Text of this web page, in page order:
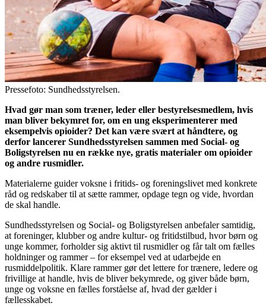
Pressefoto: Sundhedsstyrelsen.
Hvad gør man som træner, leder eller bestyrelsesmedlem, hvis
man bliver bekymret for, om en ung eksperimenterer med
eksempelvis opioider? Det kan være svært at håndtere, og
derfor lancerer Sundhedsstyrelsen sammen med Social- og
Boligstyrelsen nu en række nye, gratis materialer om opioider
og andre rusmidler.
Materialerne guider voksne i fritids- og foreningslivet med konkrete
råd og redskaber til at sætte rammer, opdage tegn og vide, hvordan
de skal handle.
Sundhedsstyrelsen og Social- og Boligstyrelsen anbefaler samtidig,
at foreninger, klubber og andre kultur- og fritidstilbud, hvor børn og
unge kommer, forholder sig aktivt til rusmidler og får talt om fælles
holdninger og rammer – for eksempel ved at udarbejde en
rusmiddelpolitik. Klare rammer gør det lettere for trænere, ledere og
frivillige at handle, hvis de bliver bekymrede, og giver både børn,
unge og voksne en fælles forståelse af, hvad der gælder i
fællesskabet.